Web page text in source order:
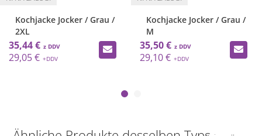
Kochjacke Jocker / Grau /
2XL
35,44 €
29,05 €
Kochjacke Jocker / Grau /
M
35,50 €
29,10 €